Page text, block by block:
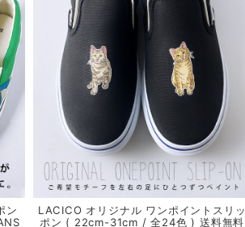
ン
LACICO オリジナル ワンポイントスリッ
ポン ( 22cm-31cm / 全24色 ) 送料無料